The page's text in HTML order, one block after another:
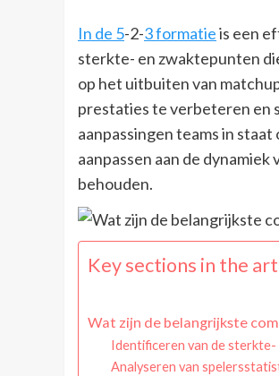
In de 5-2-3 formatieis een
sterkte- en zwaktepunten
op het uitbuiten van
prestaties te verbeteren en
aanpassingen teams in
aanpassen aan de
behouden.
Key sections in the
Wat zijn de belangrijkste
Identificeren van de
Analyseren van